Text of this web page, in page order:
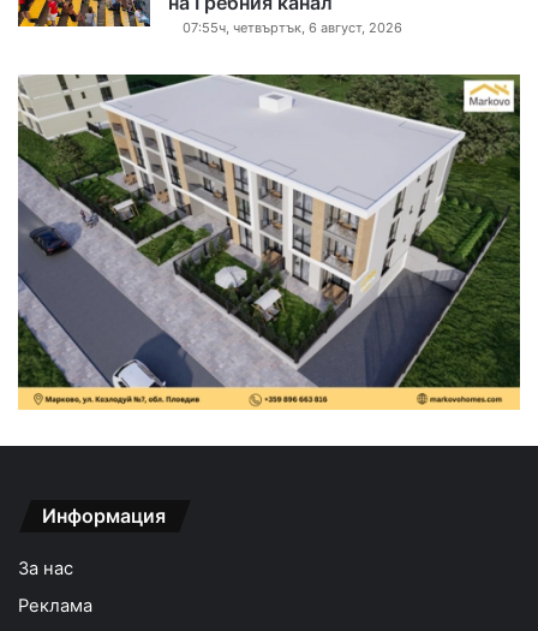
07:55ч, четвъртък, 6 август, 2026
Информация
За нас
Реклама